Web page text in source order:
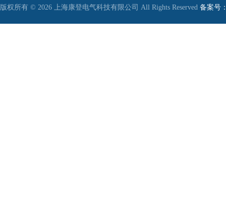
版权所有 © 2026 上海康登电气科技有限公司 All Rights Reserved 备案号